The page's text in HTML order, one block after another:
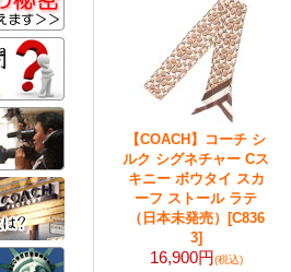
【COACH】コーチ シ
ルク シグネチャー Cス
キニー ボウタイ スカ
ーフ ストール ラテ
（日本未発売）
[C836
3]
16,900円(税込)